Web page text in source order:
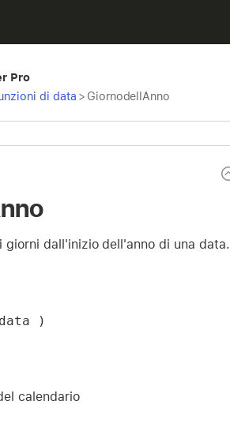
Pro
di data > GiornodellAnno
giorni dall'inizio dell'anno di una data.
)
calendario